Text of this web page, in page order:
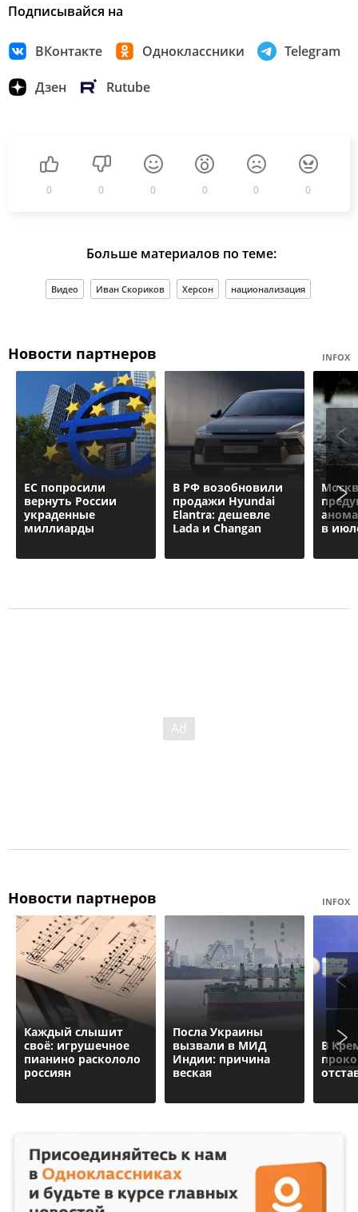
Подписывайся на
ВКонтакте Одноклассники Telegram
Дзен Rutube
0 0 0 0 0 0
Больше материалов по теме:
Видео Иван Скориков Херсон национализация
Новости партнеров INFOX
ЕС попросили
вернуть России
украденные
миллиарды
В РФ возобновили
продажи Hyundai
Elantra: дешевле
Lada и Changan
в
Новости партнеров INFOX
Каждый слышит
своё: игрушечное
пианино раскололо
россиян
Посла Украины
вызвали в МИД
Индии: причина
веская
В